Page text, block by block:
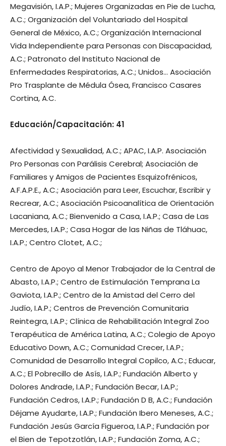
Megavisión, I.A.P.; Mujeres Organizadas en Pie de Lucha,
A.C.; Organización del Voluntariado del Hospital
General de México, A.C.; Organización Internacional
Vida Independiente para Personas con Discapacidad,
A.C.; Patronato del Instituto Nacional de
Enfermedades Respiratorias, A.C.; Unidos… Asociación
Pro Trasplante de Médula Ósea, Francisco Casares
Cortina, A.C.
Educación/Capacitación: 41
Afectividad y Sexualidad, A.C.; APAC, I.A.P. Asociación
Pro Personas con Parálisis Cerebral; Asociación de
Familiares y Amigos de Pacientes Esquizofrénicos,
A.F.A.P.E., A.C.; Asociación para Leer, Escuchar, Escribir y
Recrear, A.C.; Asociación Psicoanalítica de Orientación
Lacaniana, A.C.; Bienvenido a Casa, I.A.P.; Casa de Las
Mercedes, I.A.P.; Casa Hogar de las Niñas de Tláhuac,
I.A.P.; Centro Clotet, A.C.;
Centro de Apoyo al Menor Trabajador de la Central de
Abasto, I.A.P.; Centro de Estimulación Temprana La
Gaviota, I.A.P.; Centro de la Amistad del Cerro del
Judío, I.A.P.; Centros de Prevención Comunitaria
Reintegra, I.A.P.; Clínica de Rehabilitación Integral Zoo
Terapéutica de América Latina, A.C.; Colegio de Apoyo
Educativo Down, A.C.; Comunidad Crecer, I.A.P.;
Comunidad de Desarrollo Integral Copilco, A.C.; Educar,
A.C.; El Pobrecillo de Asís, I.A.P.; Fundación Alberto y
Dolores Andrade, I.A.P.; Fundación Becar, I.A.P.;
Fundación Cedros, I.A.P.; Fundación D B, A.C.; Fundación
Déjame Ayudarte, I.A.P.; Fundación Ibero Meneses, A.C.;
Fundación Jesús García Figueroa, I.A.P.; Fundación por
el Bien de Tepotzotlán, I.A.P.; Fundación Zoma, A.C.;